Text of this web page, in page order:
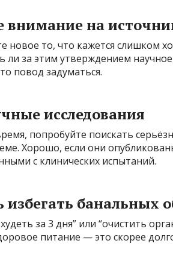
внимание на
новое то, что кажется слишком
ли за этим утверждением
повод задуматься.
исследования
попробуйте поискать
Хорошо, если они
с клинических испытаний.
избегать банальных
за 3 дня” или “очистить
питание — это скорее